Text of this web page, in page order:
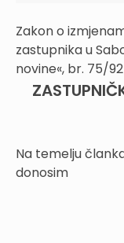
Zakon o
zastupnika u
novine«, br. 75/92
Na temelju
donosim